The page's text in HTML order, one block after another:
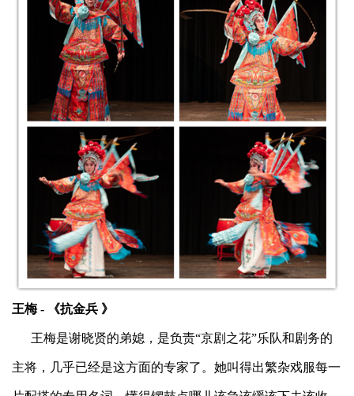
王梅 - 《抗金兵 》
王梅是谢晓贤的弟媳，是负责“京剧之花”乐队和剧务的
主将，几乎已经是这方面的专家了。她叫得出繁杂戏服每一